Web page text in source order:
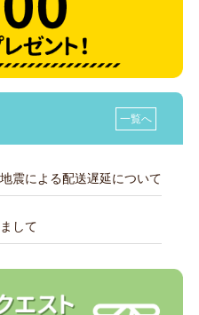
一覧へ
震による配送遅延について
して